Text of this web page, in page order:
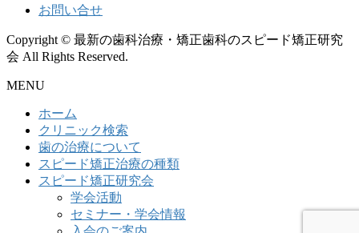
お問い合せ
Copyright © 最新の歯科治療・矯正歯科のスピード矯正研究
会 All Rights Reserved.
MENU
ホーム
クリニック検索
歯の治療について
スピード矯正治療の種類
スピード矯正研究会
学会活動
セミナー・学会情報